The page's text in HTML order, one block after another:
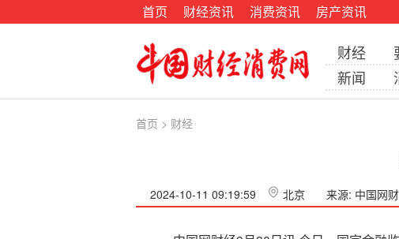
首页 财经资讯 消费资讯 房产资讯
财经
新闻
首页 > 财经
2024-10-11 09:19:59 北京 来源: 中国网